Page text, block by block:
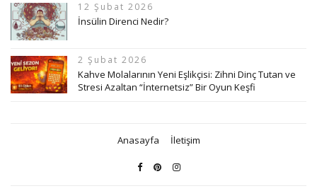
12 Şubat 2026
İnsülin Direnci Nedir?
2 Şubat 2026
Kahve Molalarının Yeni Eşlikçisi: Zihni Dinç Tutan ve
Stresi Azaltan “İnternetsiz” Bir Oyun Keşfi
Anasayfa İletişim